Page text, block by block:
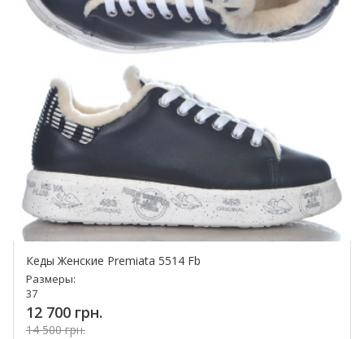
Кеды Женские Premiata 5514 Fb
Размеры:
37
12 700 грн.
14 500 грн.